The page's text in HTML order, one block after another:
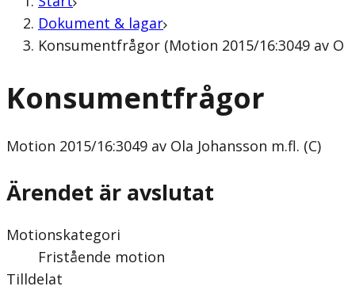
Dokument & lagar
Konsumentfrågor (Motion 2015/16:3049 av
Konsumentfrågor
Motion 2015/16:3049 av Ola Johansson m.fl. (C)
Ärendet är avslutat
Motionskategori
Fristående motion
Tilldelat